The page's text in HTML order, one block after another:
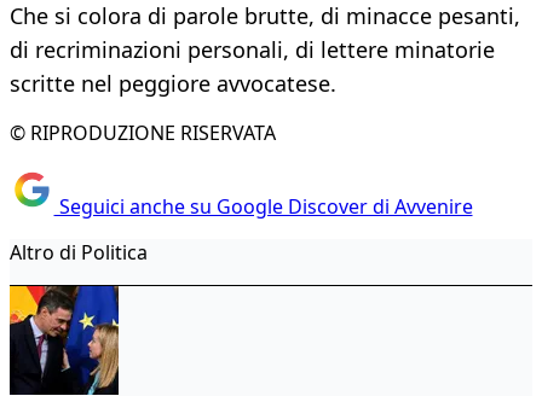
Che si colora di parole brutte, di minacce pesanti,
di recriminazioni personali, di lettere minatorie
scritte nel peggiore avvocatese.
© RIPRODUZIONE RISERVATA
Seguici anche su Google Discover di Avvenire
Altro di Politica